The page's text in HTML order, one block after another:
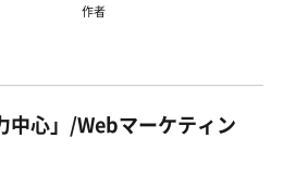
作者
中心」/Webマーケティン